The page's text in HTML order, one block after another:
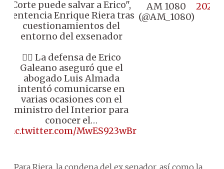
Corte puede salvar a Erico",
sentencia Enrique Riera tras
cuestionamientos del
entorno del exsenador
👉🏼 La defensa de Erico
Galeano aseguró que el
abogado Luis Almada
intentó comunicarse en
varias ocasiones con el
ministro del Interior para
conocer el…
pic.twitter.com/MwES923wBr
AM 1080
(@AM_1080)
2026
Para Riera, la condena del ex senador, así como la